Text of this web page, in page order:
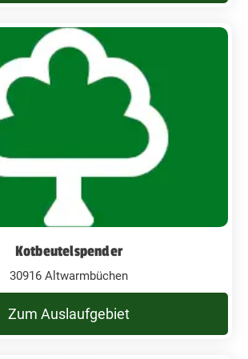
Kotbeutelspender
30916 Altwarmbüchen
Zum Auslaufgebiet